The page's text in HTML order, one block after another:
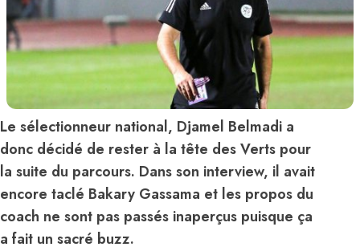
Le sélectionneur national, Djamel Belmadi a
donc décidé de rester à la tête des Verts pour
la suite du parcours. Dans son interview, il avait
encore taclé Bakary Gassama et les propos du
coach ne sont pas passés inaperçus puisque ça
a fait un sacré buzz.